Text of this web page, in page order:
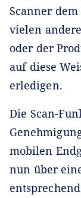
Scanner
vielen
oder der
auf diese
erledigen.
Die Scan-
mobilen
nun über